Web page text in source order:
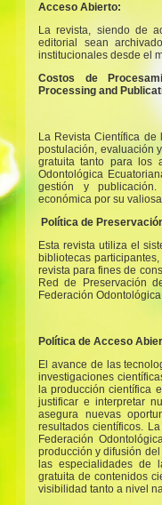
Acceso Abierto:
La revista, siendo de
editorial sean
institucionales desde el
Costos de
Processing and
La Revista Científica
postulación, evaluación
gratuita tanto para los
Odontológica
gestión y
económica por su
Política de
Esta revista utiliza el
bibliotecas
revista para fines de
Red de Preservación
Federación
Política de Acceso
El avance de las
investigaciones
la producción científica
justificar e interpretar
asegura nuevas
resultados científicos.
Federación
producción y difusión
las especialidades de
gratuita de contenidos
visibilidad tanto a nivel